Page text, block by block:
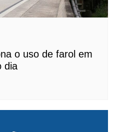
o uso de farol em
dia